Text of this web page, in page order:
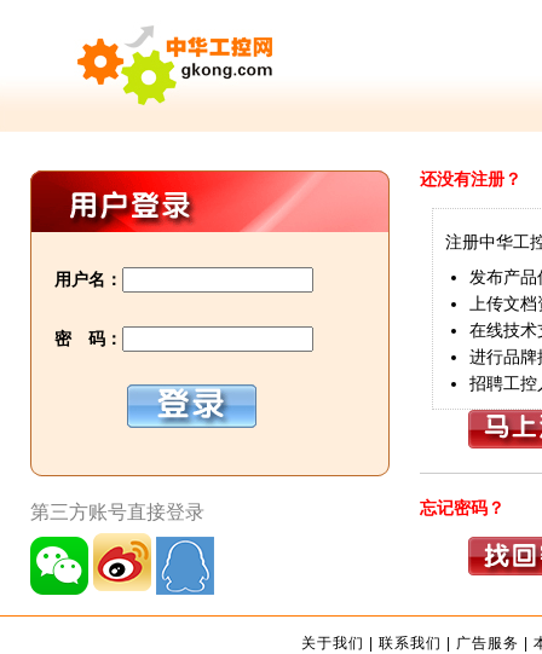
用户名：
密 码：
第三方账号直接登录
还没有注册？
注册中华工
发布产品
上传文档
在线技术
进行品牌
招聘工控
忘记密码？
关于我们 |联系我们 | 广告服务 |